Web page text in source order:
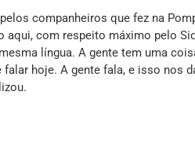
companheiros que fez na
com respeito máximo pelo
língua. A gente tem uma
hoje. A gente fala, e isso nos